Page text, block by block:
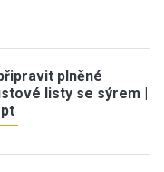
plněné
listy se sýrem |